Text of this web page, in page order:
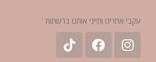
עקבי אחרינו ותייגי אותנו ברשתות